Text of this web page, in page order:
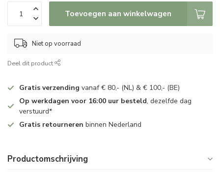
Toevoegen aan winkelwagen
Niet op voorraad
Deel dit product
Gratis verzending vanaf € 80,- (NL) & € 100,- (BE)
Op werkdagen voor 16:00 uur besteld, dezelfde dag
verstuurd*
Gratis retourneren binnen Nederland
Productomschrijving